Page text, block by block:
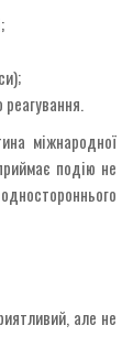
міжнародної
подію не
але не